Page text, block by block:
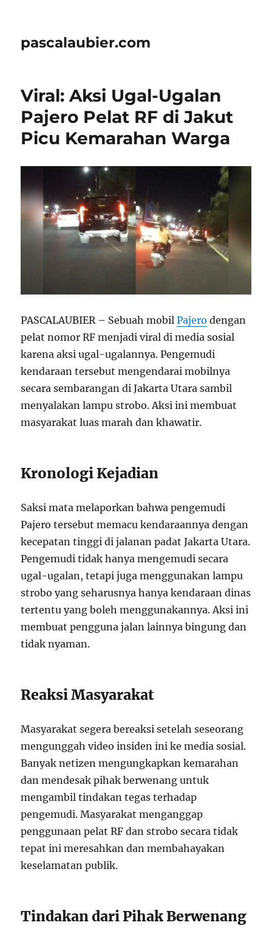
pascalaubier.com
Viral: Aksi Ugal-Ugalan
Pajero Pelat RF di Jakut
Picu Kemarahan Warga
PASCALAUBIER – Sebuah mobilPajero dengan
pelat nomor RF menjadi viral di media sosial
karena aksi ugal-ugalannya. Pengemudi
kendaraan tersebut mengendarai mobilnya
secara sembarangan di Jakarta Utara sambil
menyalakan lampu strobo. Aksi ini membuat
masyarakat luas marah dan khawatir.
Kronologi Kejadian
Saksi mata melaporkan bahwa pengemudi
Pajero tersebut memacu kendaraannya dengan
kecepatan tinggi di jalanan padat Jakarta Utara.
Pengemudi tidak hanya mengemudi secara
ugal-ugalan, tetapi juga menggunakan lampu
strobo yang seharusnya hanya kendaraan dinas
tertentu yang boleh menggunakannya. Aksi ini
membuat pengguna jalan lainnya bingung dan
tidak nyaman.
Reaksi Masyarakat
Masyarakat segera bereaksi setelah seseorang
mengunggah video insiden ini ke media sosial.
Banyak netizen mengungkapkan kemarahan
dan mendesak pihak berwenang untuk
mengambil tindakan tegas terhadap
pengemudi. Masyarakat menganggap
penggunaan pelat RF dan strobo secara tidak
tepat ini meresahkan dan membahayakan
keselamatan publik.
Tindakan dari Pihak Berwenang